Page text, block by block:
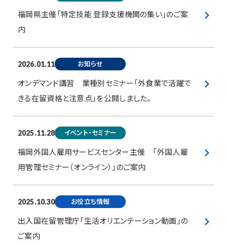
福岡県主催「特定技能 登録支援機関の集い」のご案
内
2026.01.11 お知らせ
オンデマンド講習 業種別セミナー「外食業で活躍で
きる在留資格と注意点」を公開しました。
2025.11.28 イベント・セミナー
福岡外国人雇用サービスセンター主催 「外国人雇
用管理セミナー（オンライン）」のご案内
2025.10.30 お役立ち情報
出入国在留管理庁「生活オリエンテーション動画」の
ご案内